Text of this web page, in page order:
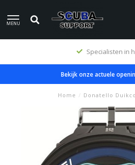
MENU
Specialisten in
Bekijk onze actuele
Home / Donatello